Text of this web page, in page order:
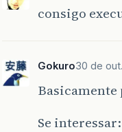
consigo
Gokuro30 de
Basicamente
Se interessar: